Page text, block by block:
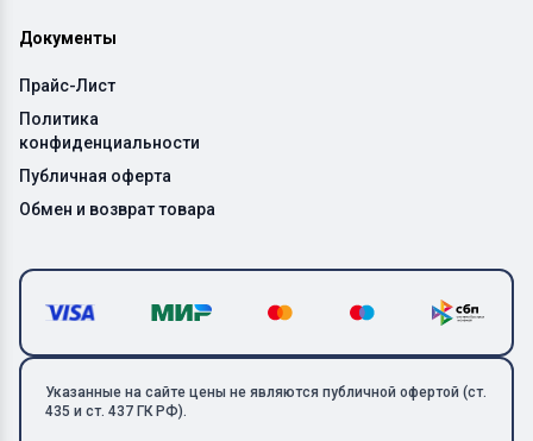
Документы
Прайс-Лист
Политика
конфиденциальности
Публичная оферта
Обмен и возврат товара
Указанные на сайте цены не являются публичной офертой (ст.
435 и ст. 437 ГК РФ).